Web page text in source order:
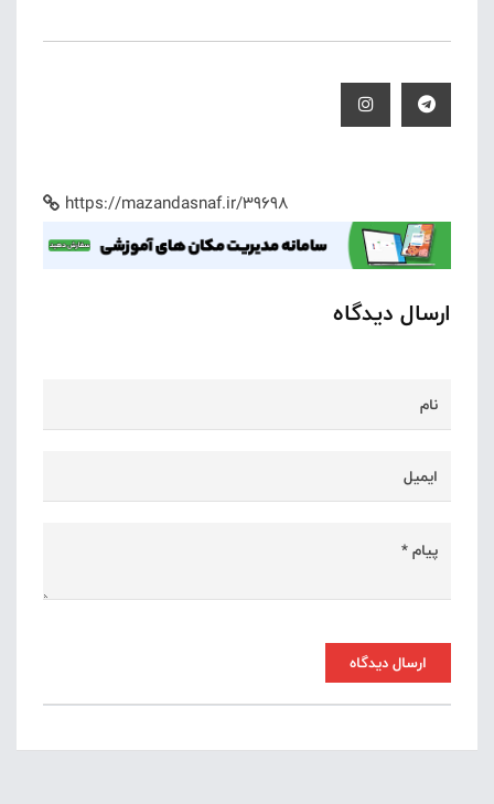
https://mazandasnaf.ir/39698
ارسال دیدگاه
ارسال دیدگاه